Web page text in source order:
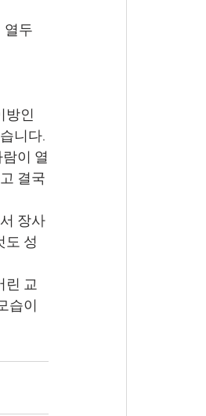
열두
니다.
결국
도 성
습이